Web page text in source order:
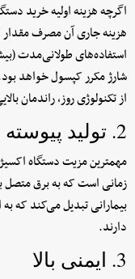
اگرچه هزینه اولیه خرید
هزینه جاری آن مصرف
استفاده‌های طولانی‌مدت
شارژ مکرر کپسول خواهد
از تکنولوژی روز، راندمان
2. تولید پیوسته و نامحدود اکسیژن
مهمترین مزیت دستگاه
زمانی است که به برق متصل
دارند.
3. ایمنی بالا